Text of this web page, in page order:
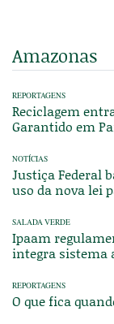
Amazonas
REPORTAGENS
Reciclagem
Garantido em
NOTÍCIAS
Justiça Federal
uso da nova lei
SALADA VERDE
Ipaam
integra sistema
REPORTAGENS
O que fica